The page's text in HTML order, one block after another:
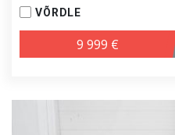
VÕRDLE
9 999 €